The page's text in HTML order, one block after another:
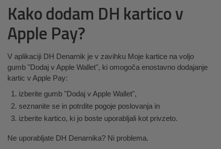
Kako dodam DH kartico v
Apple Pay?
V aplikaciji DH Denarnik je v zavihku Moje kartice na voljo
gumb "Dodaj v Apple Wallet", ki omogoča enostavno dodajanje
kartic v Apple Pay:
izberite gumb "Dodaj v Apple Wallet",
seznanite se in potrdite pogoje poslovanja in
izberite kartico, ki jo boste uporabljali kot privzeto.
Ne uporabljate DH Denarnika? Ni problema.